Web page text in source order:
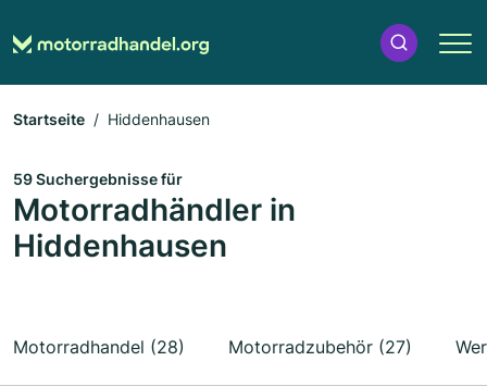
Startseite Hiddenhausen
59 Suchergebnisse für
Motorradhändler in
Hiddenhausen
Motorradhandel (28) Motorradzubehör (27)